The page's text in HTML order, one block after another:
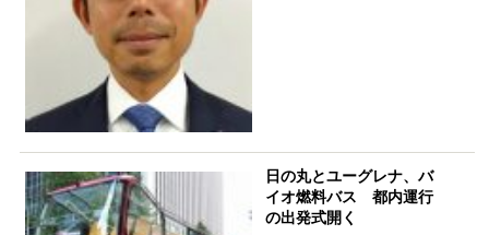
日の丸とユーグレナ、バ
イオ燃料バス 都内運行
の出発式開く